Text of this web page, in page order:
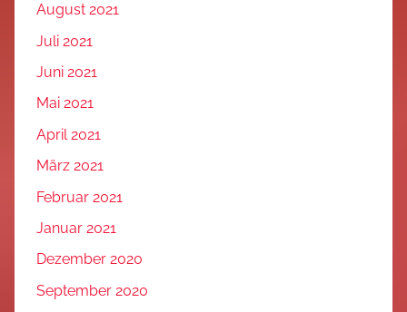
August 2021
Juli 2021
Juni 2021
Mai 2021
April 2021
März 2021
Februar 2021
Januar 2021
Dezember 2020
September 2020